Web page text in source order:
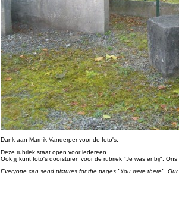
Dank aan Marnik Vanderper voor de foto's.
Deze rubriek staat open voor iedereen.
Ook jij kunt foto's doorsturen voor de rubriek "Je was er bij".
Everyone can send pictures for the pages "You were there".